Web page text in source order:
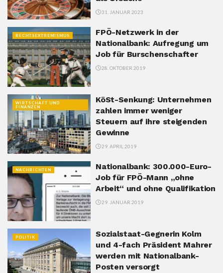
31. JANUAR 2023
RECHTSEXTREMISMUS
FPÖ-Netzwerk in der
Nationalbank: Aufregung um
Job für Burschenschafter
28. OKTOBER 2019
WIRTSCHAFT UND
FINANZEN
KöSt-Senkung: Unternehmen
zahlen immer weniger
Steuern auf ihre steigenden
Gewinne
29. APRIL 2019
NACHRICHTEN
Nationalbank: 300.000-Euro-
Job für FPÖ-Mann „ohne
Arbeit“ und ohne Qualifikation
29. JANUAR 2019
POLITIK
Sozialstaat-Gegnerin Kolm
und 4-fach Präsident Mahrer
werden mit Nationalbank-
Posten versorgt